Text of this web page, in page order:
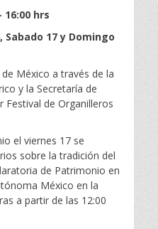
16:00 hrs
Sabado 17 y Domingo
México a través de la
y la Secretaría de
Festival de Organilleros
el viernes 17 se
sobre la tradición del
de Patrimonio en
México en la
a partir de las 12:00